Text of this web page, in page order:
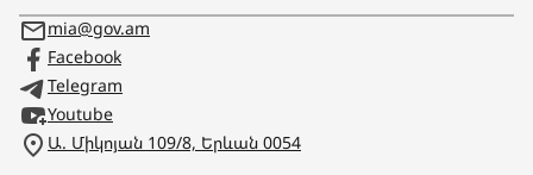
mia@gov.am
Facebook
Telegram
Youtube
Ա. Միկոյան 109/8, Երևան 0054